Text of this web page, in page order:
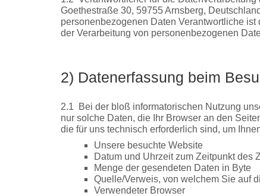
Goethestraße 30, 59755 Arnsberg,
personenbezogenen Daten Verantwortliche
der Verarbeitung von personenbezogenen
2) Datenerfassung beim
2.1
Bei der bloß informatorischen Nutzung
nur solche Daten, die Ihr Browser an den
die für uns technisch erforderlich sind, um
Unsere besuchte Website
Datum und Uhrzeit zum Zeitpunkt des
Menge der gesendeten Daten in Byte
Quelle/Verweis, von welchem Sie auf
Verwendeter Browser